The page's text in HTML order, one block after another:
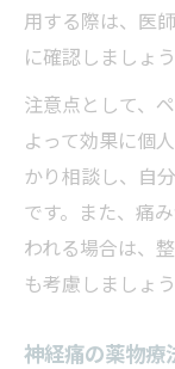
用する際は、医
に確認しましょう
注意点として、
よって効果に個
かり相談し、自
です。また、痛
われる場合は、
も考慮しましょう
神経痛の薬物療